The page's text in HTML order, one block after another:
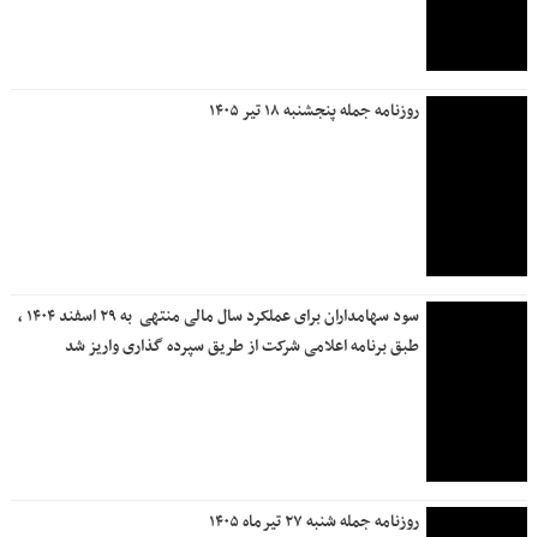
روزنامه جمله پنجشنبه ۱۸ تیر ۱۴۰۵
سود سهامداران برای عملکرد سال مالی منتهی ‌ به ۲۹ اسفند ۱۴۰۴ ،
طبق برنامه اعلامی شرکت از طریق سپرده گذاری واریز شد
روزنامه جمله شنبه ۲۷ تیرماه ۱۴۰۵